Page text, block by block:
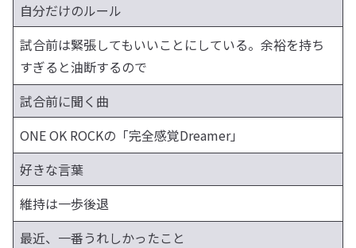
自分だけのルール
試合前は緊張してもいいことにしている。余裕を持ち
すぎると油断するので
試合前に聞く曲
ONE OK ROCKの「完全感覚Dreamer」
好きな言葉
維持は一歩後退
最近、一番うれしかったこと